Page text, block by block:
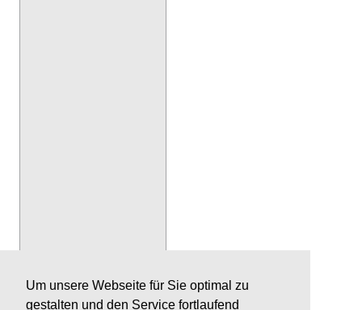
Um unsere Webseite für Sie optimal zu
gestalten und den Service fortlaufend